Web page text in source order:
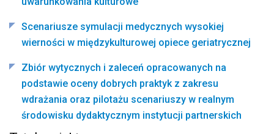
Scenariusze symulacji medycznych wysokiej
wierności w międzykulturowej opiece geriatrycznej
Zbiór wytycznych i zaleceń opracowanych na
podstawie oceny dobrych praktyk z zakresu
wdrażania oraz pilotażu scenariuszy w realnym
środowisku dydaktycznym instytucji partnerskich